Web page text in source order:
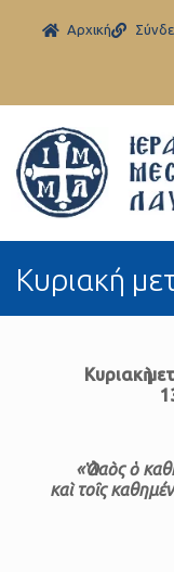
Aρχική
Κυριακή
Κυριακὴ
«Ὁ λαὸς ὁ
καὶ τοῖς